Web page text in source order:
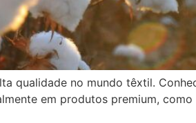
qualidade no mundo têxtil.
em produtos premium,